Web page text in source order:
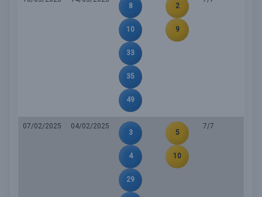
8
10
33
35
49
2
9
07/02/2025
04/02/2025
3
4
29
5
10
7/7